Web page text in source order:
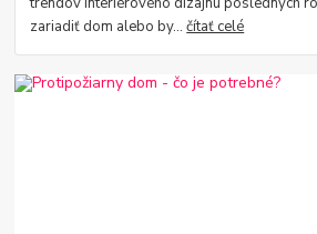
zariadiť dom alebo by...čítať celé